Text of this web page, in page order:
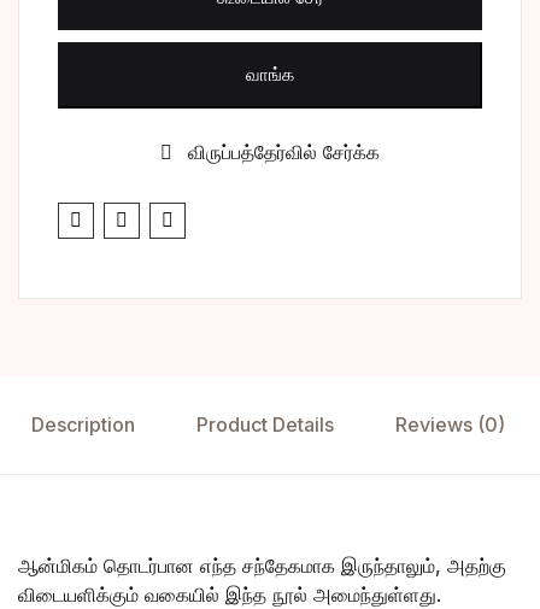
வாங்க
விருப்பத்தேர்வில் சேர்க்க
Description Product Details Reviews (0)
ஆன்மிகம் தொடர்பான எந்த சந்தேகமாக இருந்தாலும், அதற்கு
விடையளிக்கும் வகையில் இந்த நூல் அமைந்துள்ளது.